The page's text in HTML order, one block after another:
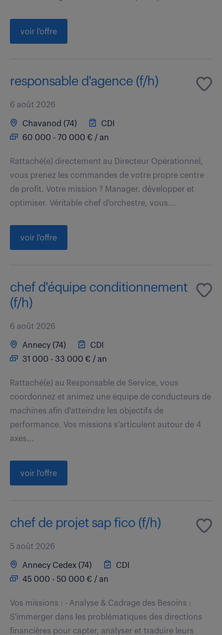
voir l'offre
responsable d'agence (f/h)
6 août 2026
Chavanod (74)
CDI
60 000 - 70 000 € / an
Rattaché(e) directement au Directeur Opérationnel,
vous prenez les commandes de votre propre centre
de profit. Votre mission ? Manager, développer et
optimiser. Véritable chef d'orchestre, vous...
voir l'offre
chef d'équipe conditionnement
(f/h)
6 août 2026
Annecy (74)
CDI
31 000 - 33 000 € / an
Rattaché(e) au Responsable de Service, vous
coordonnez et animez une équipe de conducteurs de
machines afin d'atteindre les objectifs de
performance. Vos missions s'articulent autour de 4
axes...
voir l'offre
chef de projet sap fico (f/h)
5 août 2026
Annecy Cedex (74)
CDI
45 000 - 50 000 € / an
Vos missions : - Analyse & Cadrage des Besoins :
S'immerger dans les problématiques des directions
financières pour capter, analyser et traduire leurs